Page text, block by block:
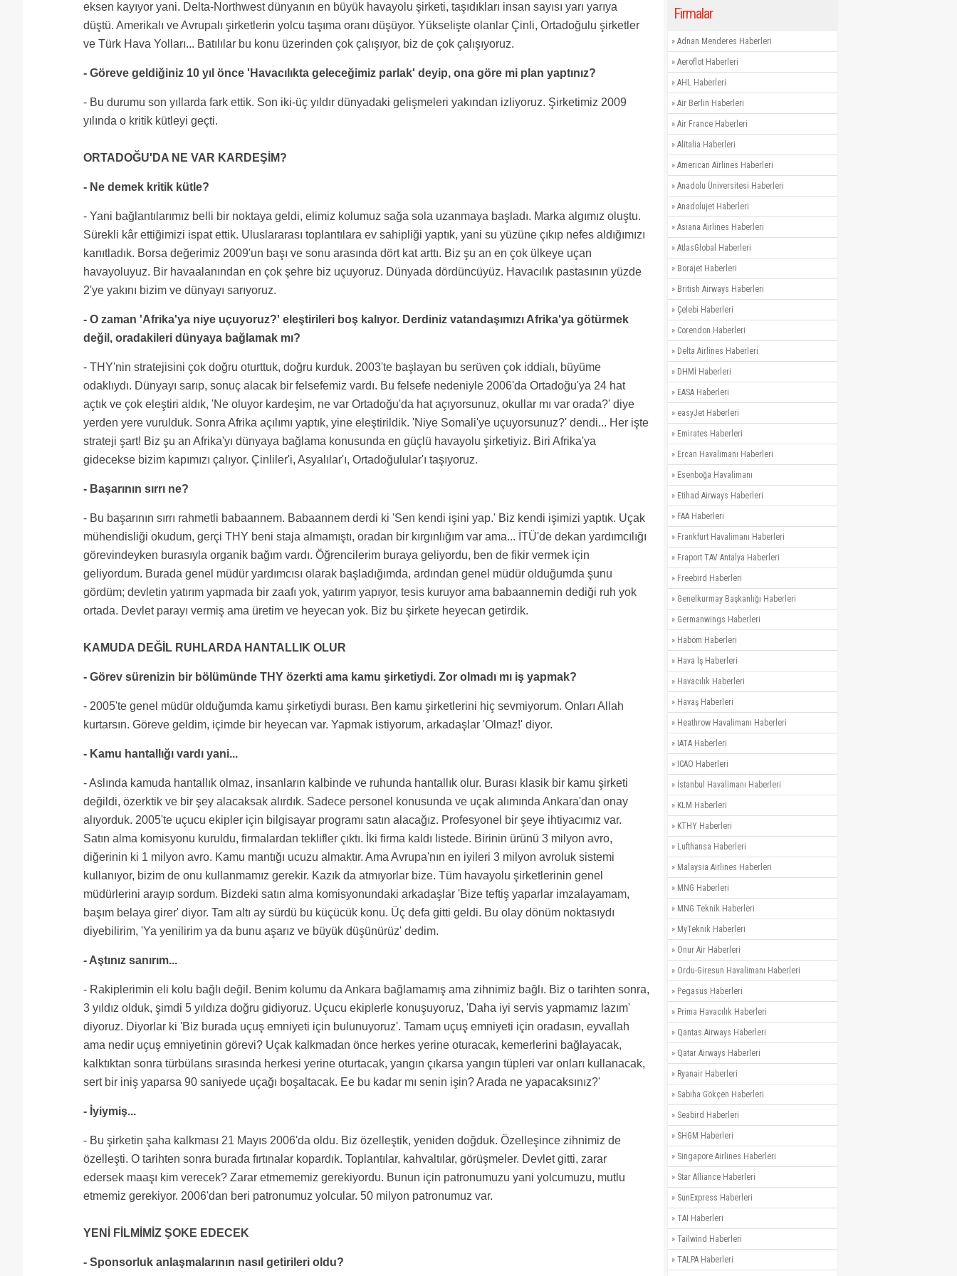
eksen kayıyor yani. Delta-Northwest dünyanın en büyük havayolu şirketi, taşıdıkları insan sayısı yarı yarıya
düştü. Amerikalı ve Avrupalı şirketlerin yolcu taşıma oranı düşüyor. Yükselişte olanlar Çinli, Ortadoğulu şirketler
ve Türk Hava Yolları... Batılılar bu konu üzerinden çok çalışıyor, biz de çok çalışıyoruz.
- Göreve geldiğiniz 10 yıl önce 'Havacılıkta geleceğimiz parlak' deyip, ona göre mi plan yaptınız?
- Bu durumu son yıllarda fark ettik. Son iki-üç yıldır dünyadaki gelişmeleri yakından izliyoruz. Şirketimiz 2009
yılında o kritik kütleyi geçti.
ORTADOĞU'DA NE VAR KARDEŞİM?
- Ne demek kritik kütle?
- Yani bağlantılarımız belli bir noktaya geldi, elimiz kolumuz sağa sola uzanmaya başladı. Marka algımız oluştu.
Sürekli kâr ettiğimizi ispat ettik. Uluslararası toplantılara ev sahipliği yaptık, yani su yüzüne çıkıp nefes aldığımızı
kanıtladık. Borsa değerimiz 2009'un başı ve sonu arasında dört kat arttı. Biz şu an en çok ülkeye uçan
havayoluyuz. Bir havaalanından en çok şehre biz uçuyoruz. Dünyada dördüncüyüz. Havacılık pastasının yüzde
2'ye yakını bizim ve dünyayı sarıyoruz.
- O zaman 'Afrika'ya niye uçuyoruz?' eleştirileri boş kalıyor. Derdiniz vatandaşımızı Afrika'ya götürmek
değil, oradakileri dünyaya bağlamak mı?
- THY'nin stratejisini çok doğru oturttuk, doğru kurduk. 2003'te başlayan bu serüven çok iddialı, büyüme
odaklıydı. Dünyayı sarıp, sonuç alacak bir felsefemiz vardı. Bu felsefe nedeniyle 2006'da Ortadoğu'ya 24 hat
açtık ve çok eleştiri aldık, 'Ne oluyor kardeşim, ne var Ortadoğu'da hat açıyorsunuz, okullar mı var orada?' diye
yerden yere vurulduk. Sonra Afrika açılımı yaptık, yine eleştirildik. 'Niye Somali'ye uçuyorsunuz?' dendi... Her işte
strateji şart! Biz şu an Afrika'yı dünyaya bağlama konusunda en güçlü havayolu şirketiyiz. Biri Afrika'ya
gidecekse bizim kapımızı çalıyor. Çinliler'i, Asyalılar'ı, Ortadoğulular'ı taşıyoruz.
- Başarının sırrı ne?
- Bu başarının sırrı rahmetli babaannem. Babaannem derdi ki 'Sen kendi işini yap.' Biz kendi işimizi yaptık. Uçak
mühendisliği okudum, gerçi THY beni staja almamıştı, oradan bir kırgınlığım var ama... İTÜ'de dekan yardımcılığı
görevindeyken burasıyla organik bağım vardı. Öğrencilerim buraya geliyordu, ben de fikir vermek için
geliyordum. Burada genel müdür yardımcısı olarak başladığımda, ardından genel müdür olduğumda şunu
gördüm; devletin yatırım yapmada bir zaafı yok, yatırım yapıyor, tesis kuruyor ama babaannemin dediği ruh yok
ortada. Devlet parayı vermiş ama üretim ve heyecan yok. Biz bu şirkete heyecan getirdik.
KAMUDA DEĞİL RUHLARDA HANTALLIK OLUR
- Görev sürenizin bir bölümünde THY özerkti ama kamu şirketiydi. Zor olmadı mı iş yapmak?
- 2005'te genel müdür olduğumda kamu şirketiydi burası. Ben kamu şirketlerini hiç sevmiyorum. Onları Allah
kurtarsın. Göreve geldim, içimde bir heyecan var. Yapmak istiyorum, arkadaşlar 'Olmaz!' diyor.
- Kamu hantallığı vardı yani...
- Aslında kamuda hantallık olmaz, insanların kalbinde ve ruhunda hantallık olur. Burası klasik bir kamu şirketi
değildi, özerktik ve bir şey alacaksak alırdık. Sadece personel konusunda ve uçak alımında Ankara'dan onay
alıyorduk. 2005'te uçucu ekipler için bilgisayar programı satın alacağız. Profesyonel bir şeye ihtiyacımız var.
Satın alma komisyonu kuruldu, firmalardan teklifler çıktı. İki firma kaldı listede. Birinin ürünü 3 milyon avro,
diğerinin ki 1 milyon avro. Kamu mantığı ucuzu almaktır. Ama Avrupa'nın en iyileri 3 milyon avroluk sistemi
kullanıyor, bizim de onu kullanmamız gerekir. Kazık da atmıyorlar bize. Tüm havayolu şirketlerinin genel
müdürlerini arayıp sordum. Bizdeki satın alma komisyonundaki arkadaşlar 'Bize teftiş yaparlar imzalayamam,
başım belaya girer' diyor. Tam altı ay sürdü bu küçücük konu. Üç defa gitti geldi. Bu olay dönüm noktasıydı
diyebilirim, 'Ya yenilirim ya da bunu aşarız ve büyük düşünürüz' dedim.
- Aştınız sanırım...
- Rakiplerimin eli kolu bağlı değil. Benim kolumu da Ankara bağlamamış ama zihnimiz bağlı. Biz o tarihten sonra,
3 yıldız olduk, şimdi 5 yıldıza doğru gidiyoruz. Uçucu ekiplerle konuşuyoruz, 'Daha iyi servis yapmamız lazım'
diyoruz. Diyorlar ki 'Biz burada uçuş emniyeti için bulunuyoruz'. Tamam uçuş emniyeti için oradasın, eyvallah
ama nedir uçuş emniyetinin görevi? Uçak kalkmadan önce herkes yerine oturacak, kemerlerini bağlayacak,
kalktıktan sonra türbülans sırasında herkesi yerine oturtacak, yangın çıkarsa yangın tüpleri var onları kullanacak,
sert bir iniş yaparsa 90 saniyede uçağı boşaltacak. Ee bu kadar mı senin işin? Arada ne yapacaksınız?'
- İyiymiş...
- Bu şirketin şaha kalkması 21 Mayıs 2006'da oldu. Biz özelleştik, yeniden doğduk. Özelleşince zihnimiz de
özelleşti. O tarihten sonra burada fırtınalar kopardık. Toplantılar, kahvaltılar, görüşmeler. Devlet gitti, zarar
edersek maaşı kim verecek? Zarar etmememiz gerekiyordu. Bunun için patronumuzu yani yolcumuzu, mutlu
etmemiz gerekiyor. 2006'dan beri patronumuz yolcular. 50 milyon patronumuz var.
YENİ FİLMİMİZ ŞOKE EDECEK
- Sponsorluk anlaşmalarının nasıl getirileri oldu?
Firmalar
» Adnan Menderes Haberleri
» Aeroflot Haberleri
» AHL Haberleri
» Air Berlin Haberleri
» Air France Haberleri
» Alitalia Haberleri
» American Airlines Haberleri
» Anadolu Üniversitesi Haberleri
» Anadolujet Haberleri
» Asiana Airlines Haberleri
» AtlasGlobal Haberleri
» Borajet Haberleri
» British Airways Haberleri
» Çelebi Haberleri
» Corendon Haberleri
» Delta Airlines Haberleri
» DHMİ Haberleri
» EASA Haberleri
» easyJet Haberleri
» Emirates Haberleri
» Ercan Havalimanı Haberleri
» Esenboğa Havalimanı
» Etihad Airways Haberleri
» FAA Haberleri
» Frankfurt Havalimanı Haberleri
» Fraport TAV Antalya Haberleri
» Freebird Haberleri
» Genelkurmay Başkanlığı Haberleri
» Germanwings Haberleri
» Habom Haberleri
» Hava İş Haberleri
» Havacılık Haberleri
» Havaş Haberleri
» Heathrow Havalimanı Haberleri
» IATA Haberleri
» ICAO Haberleri
» İstanbul Havalimanı Haberleri
» KLM Haberleri
» KTHY Haberleri
» Lufthansa Haberleri
» Malaysia Airlines Haberleri
» MNG Haberleri
» MNG Teknik Haberleri
» MyTeknik Haberleri
» Onur Air Haberleri
» Ordu-Giresun Havalimanı Haberleri
» Pegasus Haberleri
» Prima Havacılık Haberleri
» Qantas Airways Haberleri
» Qatar Airways Haberleri
» Ryanair Haberleri
» Sabiha Gökçen Haberleri
» Seabird Haberleri
» SHGM Haberleri
» Singapore Airlines Haberleri
» Star Alliance Haberleri
» SunExpress Haberleri
» TAI Haberleri
» Tailwind Haberleri
» TALPA Haberleri